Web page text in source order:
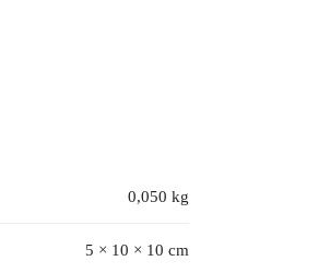
0,050 kg
5 × 10 × 10 cm